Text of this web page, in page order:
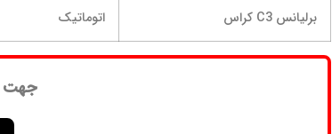
برلیانس C3 کراس اتوماتیک
جهت